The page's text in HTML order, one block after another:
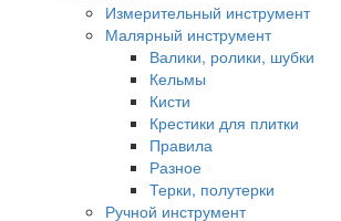
Измерительный инструмент
Малярный инструмент
Валики, ролики, шубки
Кельмы
Кисти
Крестики для плитки
Правила
Разное
Терки, полутерки
Ручной инструмент